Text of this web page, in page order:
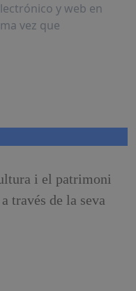
y web en
vez que
i el patrimoni
través de la seva